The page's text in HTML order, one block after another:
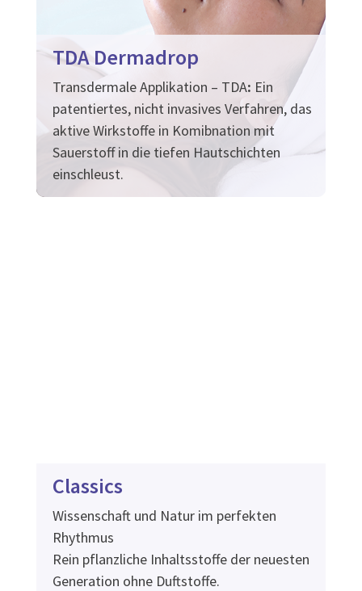
TDA Dermadrop
Transdermale Applikation – TDA: Ein
patentiertes, nicht invasives Verfahren, das
aktive Wirkstoffe in Komibnation mit
Sauerstoff in die tiefen Hautschichten
einschleust.
Classics
Wissenschaft und Natur im perfekten
Rhythmus
Rein pflanzliche Inhaltsstoffe der neuesten
Generation ohne Duftstoffe.